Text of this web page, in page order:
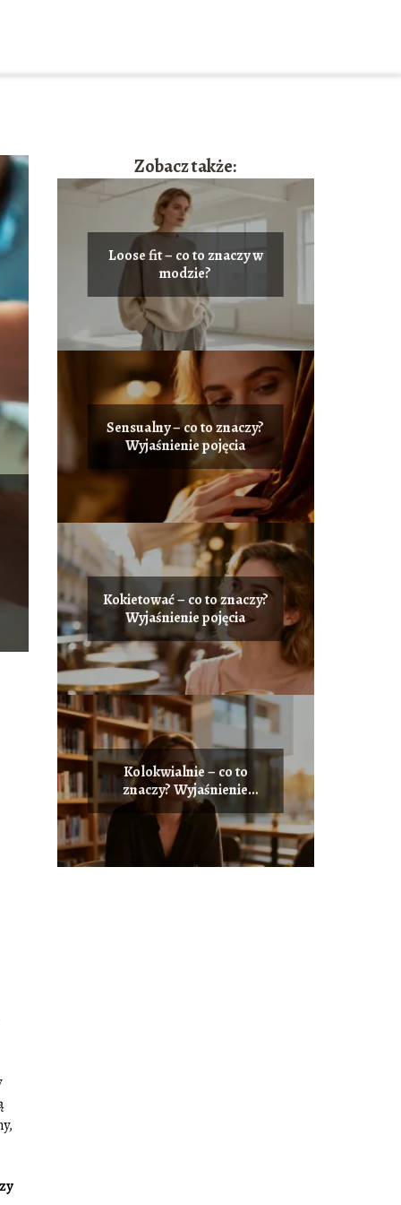
Zobacz także:
Loose fit – co to znaczy w
modzie?
Sensualny – co to znaczy?
Wyjaśnienie pojęcia
Kokietować – co to znaczy?
Wyjaśnienie pojęcia
Kolokwialnie – co to
znaczy? Wyjaśnienie
pojęcia